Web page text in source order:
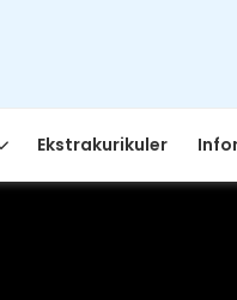
Ekstrakurikuler